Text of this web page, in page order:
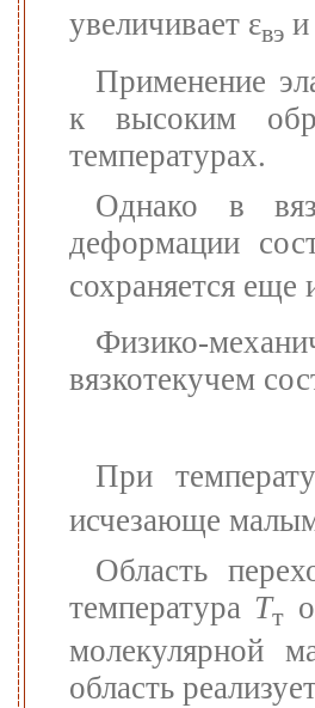
увеличивает εвэ и
Применение
к высоким
температурах.
Однако в
деформации
сохраняется еще
Физико-
вязкотекучем
При
исчезающе
Область
температура Тт
молекулярной
область